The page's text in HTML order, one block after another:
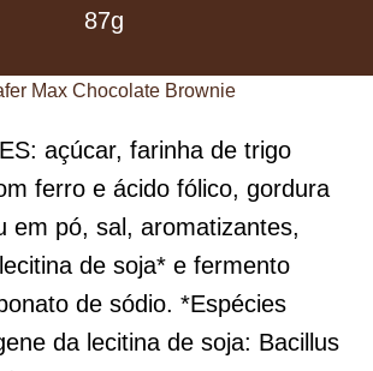
87g
açúcar, farinha de trigo
ferro e ácido fólico, gordura
em pó, sal, aromatizantes,
de soja* e fermento
de sódio. *Espécies
da lecitina de soja: Bacillus